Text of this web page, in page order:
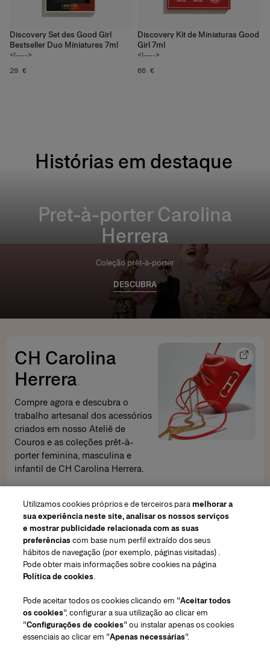
Discovery Set des Good Girl
Bestseller Duo Miniatures 7ml
<!---->
29 €
Discovery Kit de Miniaturas Good
Girl 7ml
<!---->
66 €
Histórias em destaque
Pret-à-porter Carolina
Herrera
Coleção prêt-à-porter
DESCUBRA
CH Carolina
Herrera
Compre agora e descubra o
trabalho artesanal dos acessórios
criados em nosso Ateliê de
Couros e as coleções prêt-à-
porter feminina, masculina e
infantil de CH Carolina Herrera.
DESCUBRA
Região/Idioma
Atendimiento ao cliente
Encontrar uma loja
Fale conosco
Envios e devoluções de Beleza
Envios e Devoluções de Moda
Sobre nós
Utilizamos cookies próprios e de terceiros paramelhorar a
sua experiência neste site, analisar os nossos serviços
e mostrar publicidade relacionada com as suas
preferênciascom base num perfil extraído dos seus
hábitos de navegação (por exemplo, páginas visitadas) .
Pode obter mais informações sobre cookies na página
Política de cookies.
Pode aceitar todos os cookies clicando em "Aceitar todos
os cookies", configurar a sua utilização ao clicar em
"Configurações de cookies" ou instalar apenas os cookies
essenciais ao clicar em "Apenas necessárias".